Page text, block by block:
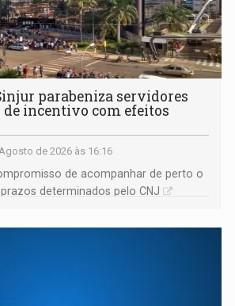
parabeniza servidores
incentivo com efeitos
de 2026 às 16:16
de acompanhar de perto o
determinados pelo CNJ